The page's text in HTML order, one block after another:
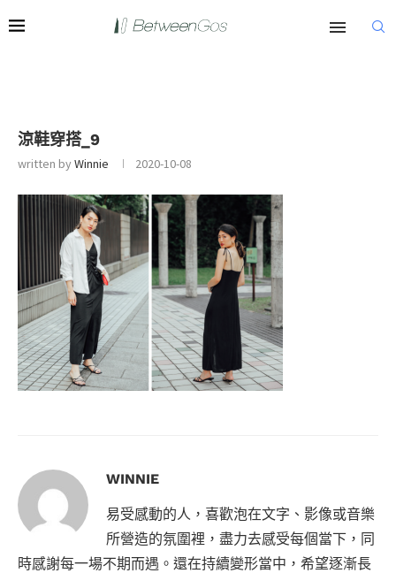
涼鞋穿搭_9
written byWinnie 2020-10-08
WINNIE
易受感動的人，喜歡泡在文字、影像或音樂
所營造的氛圍裡，盡力去感受每個當下，同
時感謝每一場不期而遇。還在持續變形當中，希望逐漸長